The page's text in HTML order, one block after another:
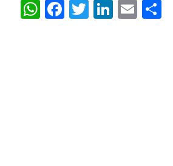
WhatsApp
Facebook
Twitter
LinkedIn
Email